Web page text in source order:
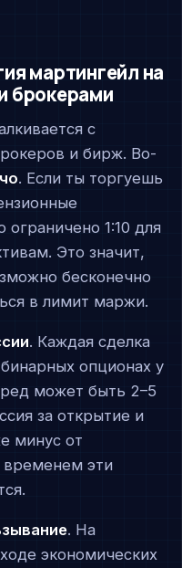
мартингейл на
брокерами
с
и бирж. Во-
. Если ты торгуешь
1:10 для
Это значит,
бесконечно
в лимит маржи.
. Каждая сделка
опционах у
может быть 2–5
за открытие и
минус от
временем эти
. На
экономических